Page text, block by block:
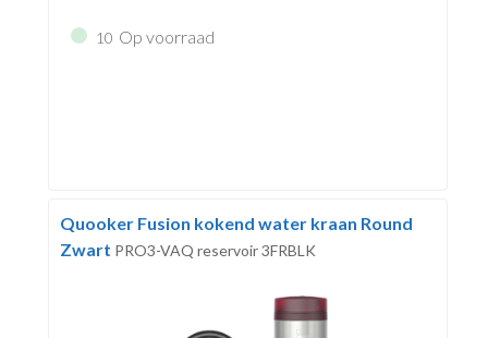
10 Op voorraad
Quooker Fusion kokend water kraan Round
Zwart PRO3-VAQ reservoir 3FRBLK